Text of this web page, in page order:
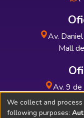
Av.
Mall
Av. 9 de
We collect and
following purposes: